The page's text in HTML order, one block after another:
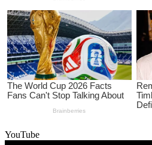
YouTube